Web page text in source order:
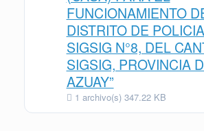
FUNCIONAMIENTO
DISTRITO DE POLICIA
SIGSIG N°8, DEL
SIGSIG, PROVINCIA
AZUAY”
1 archivo(s) 347.22 KB